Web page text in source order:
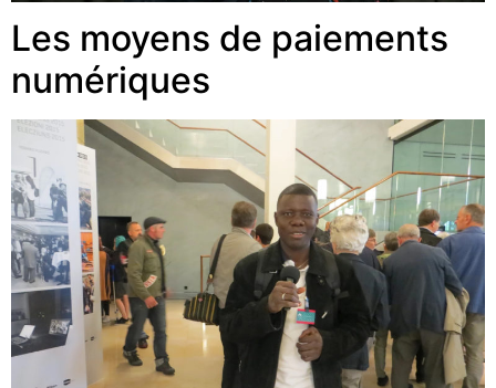
Les moyens de paiements
numériques